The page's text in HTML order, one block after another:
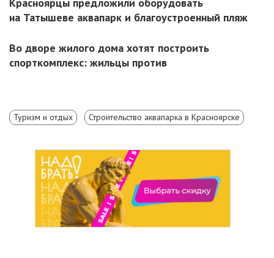
на Татышеве аквапарк и благоустроенный пляж
Во дворе жилого дома хотят построить
спорткомплекс: жильцы против
Туризм и отдых Строительство аквапарка в Красноярске